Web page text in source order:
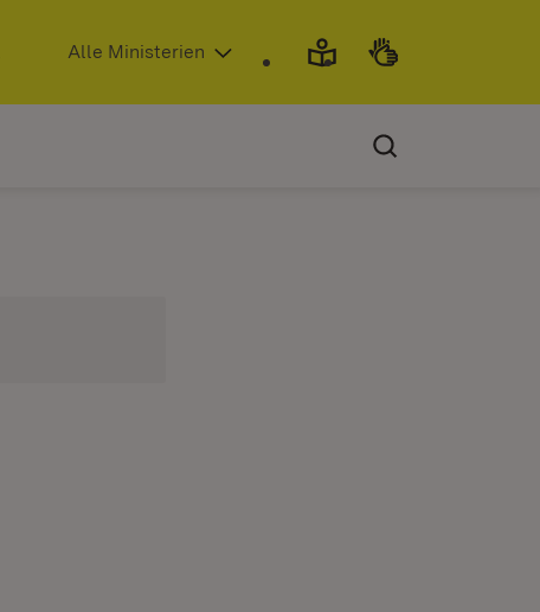
(Öffnet in neuem Fenster)
Alle Ministerien